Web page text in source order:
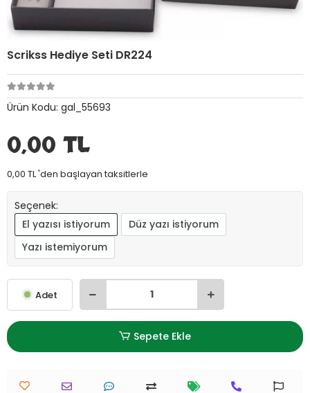
Scrikss Hediye Seti DR224
Ürün Kodu: gal_55693
0,00 TL
0,00 TL 'den başlayan taksitlerle
Seçenek:
El yazısı istiyorum
Düz yazı istiyorum
Yazı istemiyorum
Adet
Sepete Ekle